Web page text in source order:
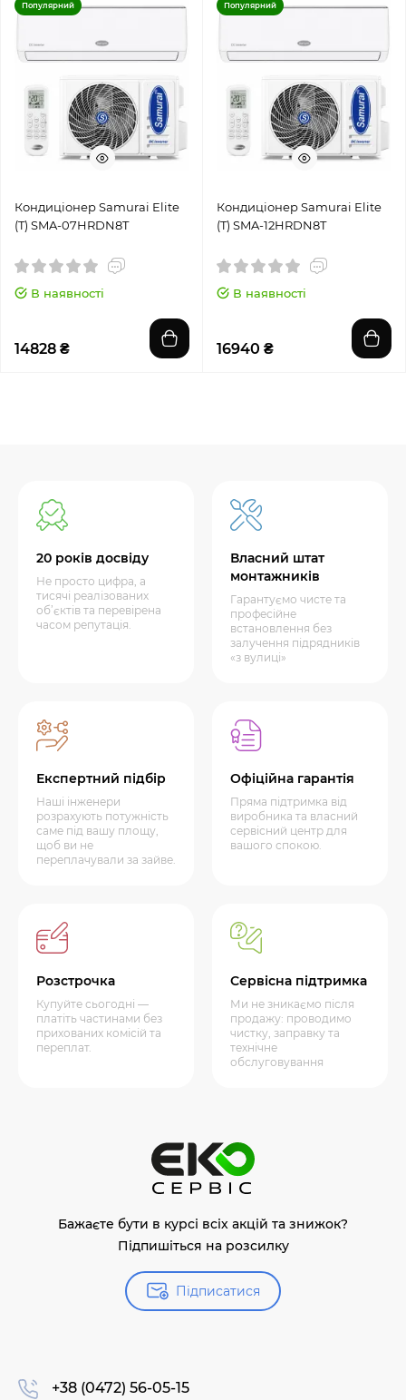
Популярний
Кондиціонер Samurai Elite
(T) SMA-07HRDN8T
В наявності
14828 ₴
Популярний
Кондиціонер Samurai Elite
(T) SMA-12HRDN8T
В наявності
16940 ₴
20 років досвіду
Не просто цифра, а
тисячі реалізованих
об’єктів та перевірена
часом репутація.
Власний штат
монтажників
Гарантуємо чисте та
професійне
встановлення без
залучення підрядників
«з вулиці»
Експертний підбір
Наші інженери
розрахують потужність
саме під вашу площу,
щоб ви не
переплачували за зайве.
Офіційна гарантія
Пряма підтримка від
виробника та власний
сервісний центр для
вашого спокою.
Розстрочка
Купуйте сьогодні —
платіть частинами без
прихованих комісій та
переплат.
Сервісна підтримка
Ми не зникаємо після
продажу: проводимо
чистку, заправку та
технічне
обслуговування
Бажаєте бути в курсі всіх акцій та знижок?
Підпишіться на розсилку
Підписатися
+38 (0472) 56-05-15